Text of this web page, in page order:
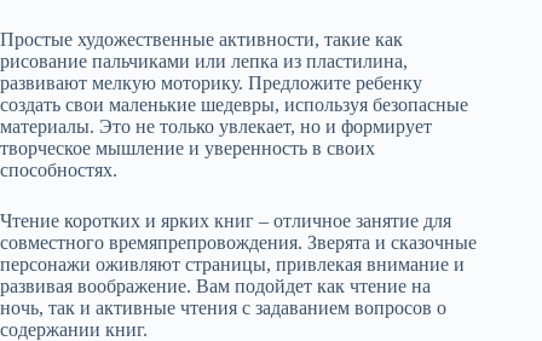
Простые художественные активности, такие как
рисование пальчиками или лепка из пластилина,
развивают мелкую моторику. Предложите ребенку
создать свои маленькие шедевры, используя безопасные
материалы. Это не только увлекает, но и формирует
творческое мышление и уверенность в своих
способностях.
Чтение коротких и ярких книг – отличное занятие для
совместного времяпрепровождения. Зверята и сказочные
персонажи оживляют страницы, привлекая внимание и
развивая воображение. Вам подойдет как чтение на
ночь, так и активные чтения с задаванием вопросов о
содержании книг.